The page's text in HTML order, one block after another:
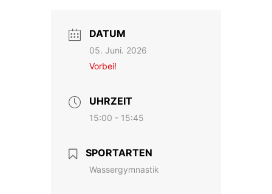
DATUM
05. Juni. 2026
Vorbei!
UHRZEIT
15:00 - 15:45
SPORTARTEN
Wassergymnastik